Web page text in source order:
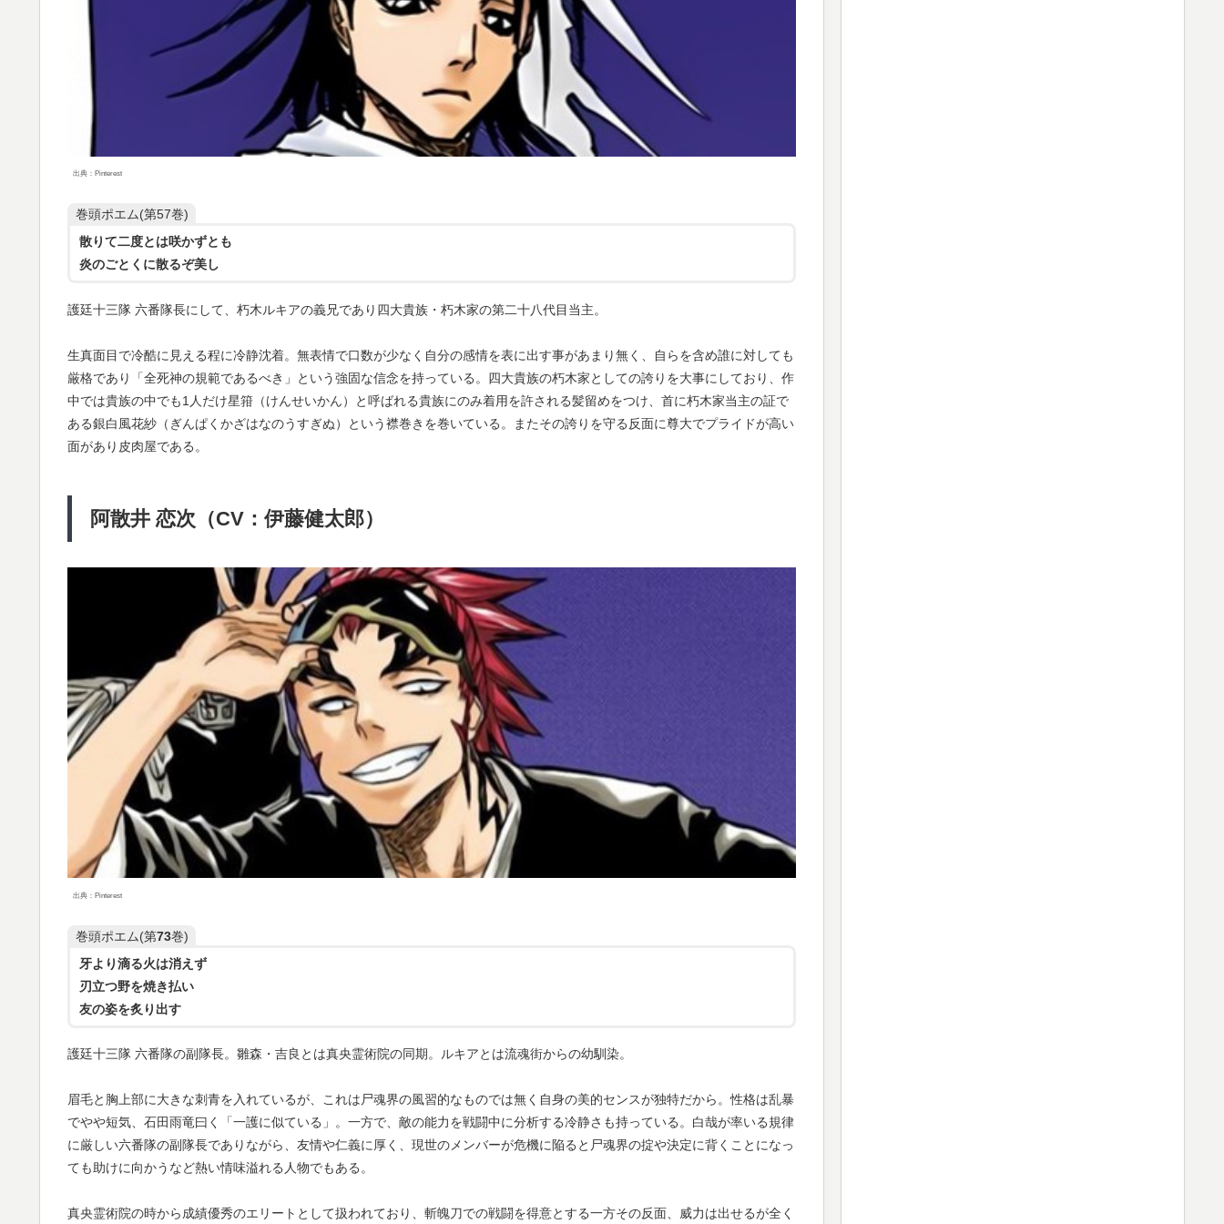
出典：Pinterest
巻頭ポエム(第57巻)
散りて二度とは咲かずとも
炎のごとくに散るぞ美し
護廷十三隊 六番隊長にして、朽木ルキアの義兄であり四大貴族・朽木家の第二十八代目当主。
生真面目で冷酷に見える程に冷静沈着。無表情で口数が少なく自分の感情を表に出す事があまり無く、自らを含め誰に対しても
厳格であり「全死神の規範であるべき」という強固な信念を持っている。四大貴族の朽木家としての誇りを大事にしており、作
中では貴族の中でも1人だけ星箝（けんせいかん）と呼ばれる貴族にのみ着用を許される髪留めをつけ、首に朽木家当主の証で
ある銀白風花紗（ぎんぱくかざはなのうすぎぬ）という襟巻きを巻いている。またその誇りを守る反面に尊大でプライドが高い
面があり皮肉屋である。
阿散井 恋次（CV：伊藤健太郎）
出典：Pinterest
巻頭ポエム(第73巻)
牙より滴る火は消えず
刃立つ野を焼き払い
友の姿を炙り出す
護廷十三隊 六番隊の副隊長。雛森・吉良とは真央霊術院の同期。ルキアとは流魂街からの幼馴染。
眉毛と胸上部に大きな刺青を入れているが、これは尸魂界の風習的なものでは無く自身の美的センスが独特だから。性格は乱暴
でやや短気、石田雨竜曰く「一護に似ている」。一方で、敵の能力を戦闘中に分析する冷静さも持っている。白哉が率いる規律
に厳しい六番隊の副隊長でありながら、友情や仁義に厚く、現世のメンバーが危機に陥ると尸魂界の掟や決定に背くことになっ
ても助けに向かうなど熱い情味溢れる人物でもある。
真央霊術院の時から成績優秀のエリートとして扱われており、斬魄刀での戦闘を得意とする一方その反面、威力は出せるが全く